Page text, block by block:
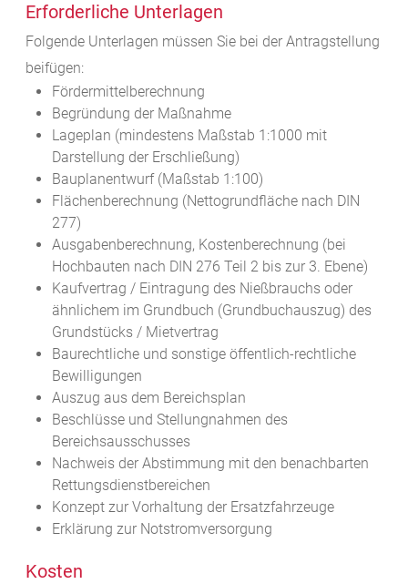
Erforderliche Unterlagen
Folgende Unterlagen müssen Sie bei der Antragstellung
beifügen:
Fördermittelberechnung
Begründung der Maßnahme
Lageplan (mindestens Maßstab 1:1000 mit
Darstellung der Erschließung)
Bauplanentwurf (Maßstab 1:100)
Flächenberechnung (Nettogrundfläche nach DIN
277)
Ausgabenberechnung, Kostenberechnung (bei
Hochbauten nach DIN 276 Teil 2 bis zur 3. Ebene)
Kaufvertrag / Eintragung des Nießbrauchs oder
ähnlichem im Grundbuch (Grundbuchauszug) des
Grundstücks / Mietvertrag
Baurechtliche und sonstige öffentlich-rechtliche
Bewilligungen
Auszug aus dem Bereichsplan
Beschlüsse und Stellungnahmen des
Bereichsausschusses
Nachweis der Abstimmung mit den benachbarten
Rettungsdienstbereichen
Konzept zur Vorhaltung der Ersatzfahrzeuge
Erklärung zur Notstromversorgung
Kosten